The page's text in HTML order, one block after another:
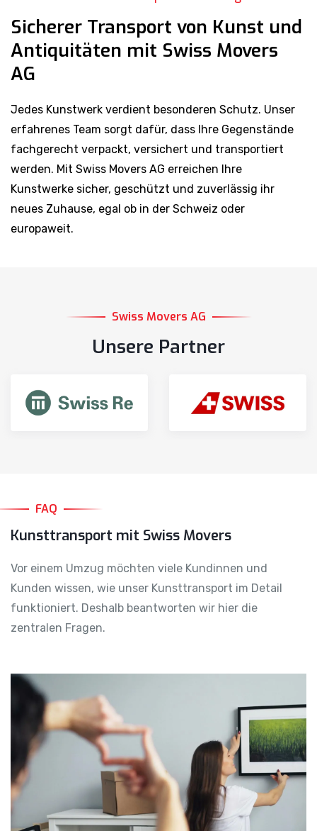
Sicherer Transport von Kunst und
Antiquitäten mit Swiss Movers
AG
Jedes Kunstwerk verdient besonderen Schutz. Unser
erfahrenes Team sorgt dafür, dass Ihre Gegenstände
fachgerecht verpackt, versichert und transportiert
werden. Mit Swiss Movers AG erreichen Ihre
Kunstwerke sicher, geschützt und zuverlässig ihr
neues Zuhause, egal ob in der Schweiz oder
europaweit.
Swiss Movers AG
Unsere Partner
FAQ
Kunsttransport mit Swiss Movers
Vor einem Umzug möchten viele Kundinnen und
Kunden wissen, wie unser Kunsttransport im Detail
funktioniert. Deshalb beantworten wir hier die
zentralen Fragen.